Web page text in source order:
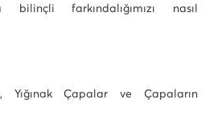
bilinçli farkındalığımızı nasıl
Yığınak Çapalar ve Çapaların